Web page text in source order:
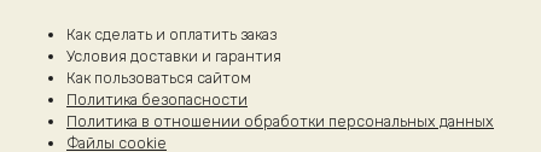
Как сделать и оплатить заказ
Условия доставки и гарантия
Как пользоваться сайтом
Политика безопасности
Политика в отношении обработки персональных данных
Файлы cookie